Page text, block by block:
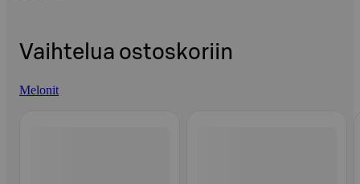
Vaihtelua ostoskoriin
Melonit